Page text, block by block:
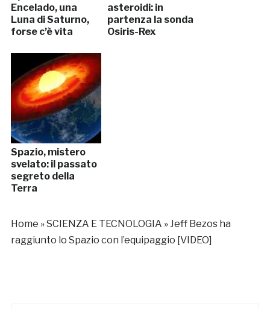
Encelado, una
Luna di Saturno,
forse c’è vita
asteroidi: in
partenza la sonda
Osiris-Rex
Spazio, mistero
svelato: il passato
segreto della
Terra
Home »SCIENZA E TECNOLOGIA »Jeff Bezos ha
raggiunto lo Spazio con l’equipaggio [VIDEO]